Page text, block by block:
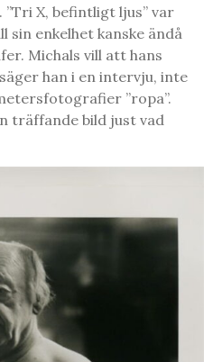
X, befintligt ljus” var
sin enkelhet kanske ändå
Michals vill att hans
han i en intervju, inte
”ropa”.
träffande bild just vad